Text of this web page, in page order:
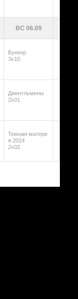
ВС 06.09
Бункер
3х10
Джентльмены
2х01
Темная матери
я 2024
2х02